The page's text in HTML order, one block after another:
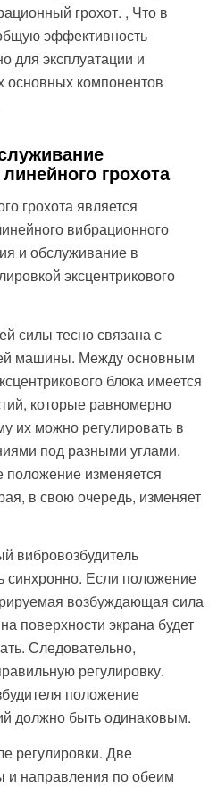
грохот. , Что в
эффективность
для эксплуатации и
основных компонентов
грохота
грохота является
вибрационного
и обслуживание в
эксцентрикового
силы тесно связана с
машины. Между основным
блока имеется
которые равномерно
их можно регулировать в
под разными углами.
положение изменяется
в свою очередь, изменяет
вибровозбудитель
синхронно. Если положение
возбуждающая сила
поверхности экрана будет
Следовательно,
регулировку.
положение
должно быть одинаковым.
регулировки. Две
и направления по обеим